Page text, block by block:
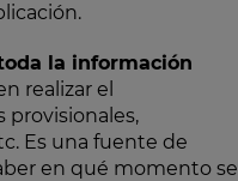
la información
realizar el
provisionales,
Es una fuente de
en qué momento se